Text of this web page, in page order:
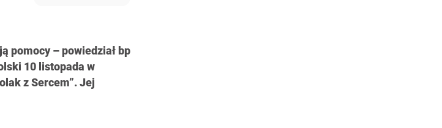
pomocy – powiedział bp
10 listopada w
z Sercem”. Jej